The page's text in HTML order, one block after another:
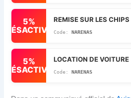
5%
DÉSACTIVÉ
REMISE SUR LES CHIPS
NARENAS
5%
DÉSACTIVÉ
LOCATION DE VOITURE
NARENAS